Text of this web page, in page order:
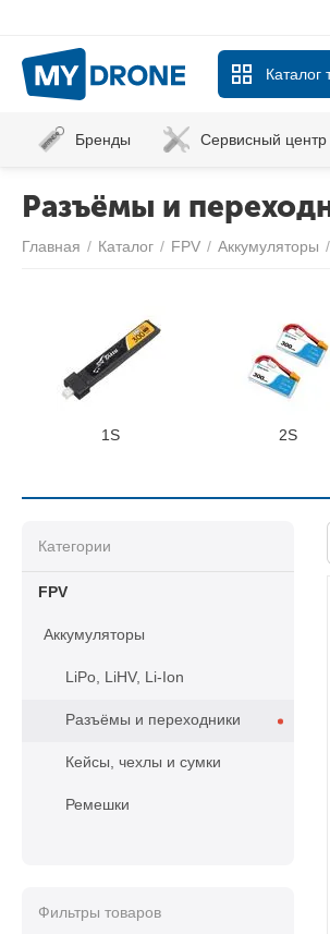
Каталог
Бренды Сервисный центр
Разъёмы и
Главная / Каталог / FPV / Аккумуляторы /
1S 2S
Категории
FPV
Аккумуляторы
LiPo, LiHV, Li-Ion
Разъёмы и переходники
Кейсы, чехлы и сумки
Ремешки
Фильтры товаров